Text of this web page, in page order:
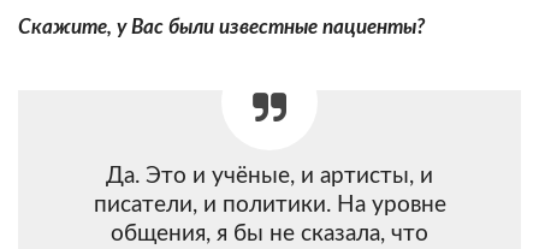
Скажите, у Вас были известные пациенты?
Да. Это и учёные, и артисты, и
писатели, и политики. На уровне
общения, я бы не сказала, что